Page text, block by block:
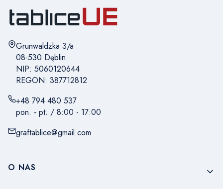
Adres:
Grunwaldzka 3/a
08-530 Dęblin
NIP: 5060120644
REGON: 387712812
+48 794 480 537
pon. - pt. / 8:00 - 17:00
graftablice@gmail.com
Linki w stopce
O NAS